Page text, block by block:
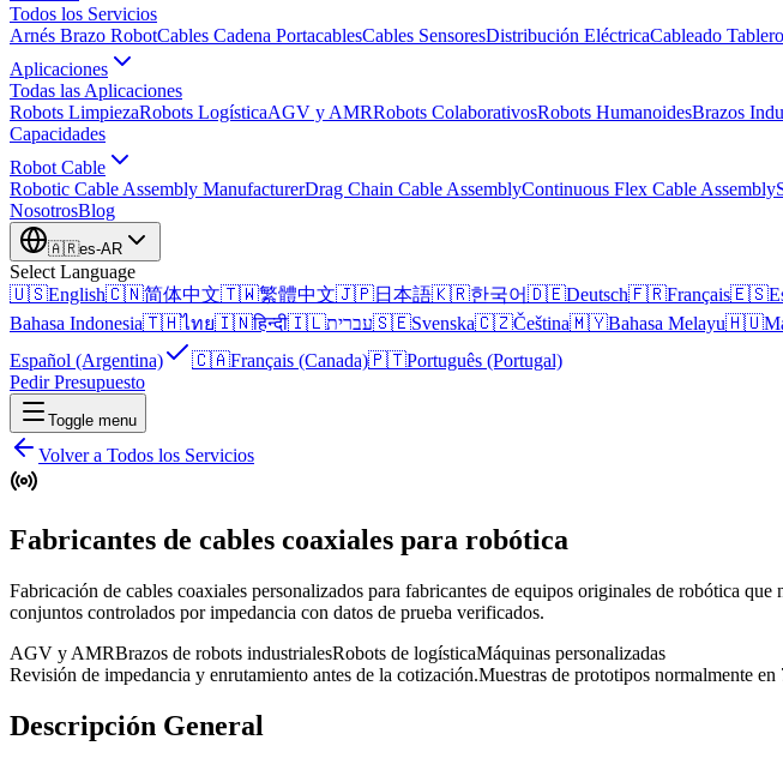
Todos los Servicios
Arnés Brazo RobotCables Cadena PortacablesCables SensoresDistribución EléctricaCableado
Aplicaciones
Todas las Aplicaciones
Robots LimpiezaRobots LogísticaAGV y AMRRobots ColaborativosRobots HumanoidesBrazos
Capacidades
Robot Cable
Robotic Cable Assembly ManufacturerDrag Chain Cable AssemblyContinuous Flex Cable Assembly
NosotrosBlog
🇦🇷es-AR
Select Language
🇺🇸English🇨🇳简体中文🇹🇼繁體中文🇯🇵日本語🇰🇷한국어🇩🇪Deutsch🇫🇷Français🇪🇸
Bahasa Indonesia🇹🇭ไทย🇮🇳हिन्दी🇮🇱עברית🇸🇪Svenska🇨🇿Čeština🇲🇾Bahasa Melayu🇭🇺
Español (Argentina)
🇨🇦Français (Canada)🇵🇹Português (Portugal)
Pedir Presupuesto
Toggle menu
Volver a Todos los Servicios
Fabricantes de cables coaxiales para robótica
Fabricación de cables coaxiales personalizados para fabricantes de equipos originales de robótica
conjuntos controlados por impedancia con datos de prueba verificados.
AGV y AMRBrazos de robots industrialesRobots de logísticaMáquinas personalizadas
Revisión de impedancia y enrutamiento antes de la cotización.Muestras de prototipos normalmente en
Descripción General